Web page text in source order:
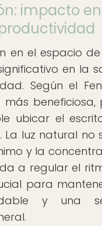
impacto
en el espacio
en la
Según el
beneficiosa,
ubicar el
La luz natural no
y la
a regular el
para
y una